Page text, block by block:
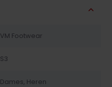
VM Footwear
S3
Dames, Heren